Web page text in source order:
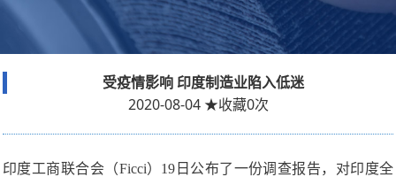
受疫情影响 印度制造业陷入低迷
2020-08-04 ★收藏0次
印度工商联合会（Ficci）19日公布了一份调查报告，对印度全